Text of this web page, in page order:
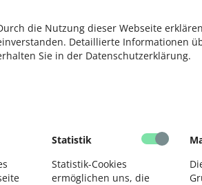
die Nutzung dieser Webseite
Detaillierte Informationen
Sie in der Datenschutzerklärung.
Statistik
Statistik-Cookies
ermöglichen uns, die
Gesund durch die
Sonnencreme und
Expertentipps und das